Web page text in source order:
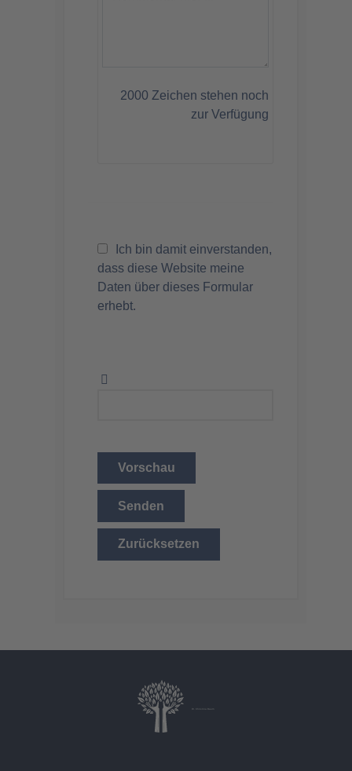
2000 Zeichen stehen noch
zur Verfügung
Ich bin damit einverstanden,
dass diese Website meine
Daten über dieses Formular
erhebt.
Vorschau
Senden
Zurücksetzen